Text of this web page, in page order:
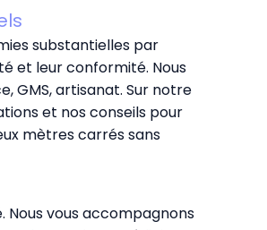
substantielles par
et leur conformité. Nous
GMS, artisanat. Sur notre
et nos conseils pour
mètres carrés sans
vous accompagnons